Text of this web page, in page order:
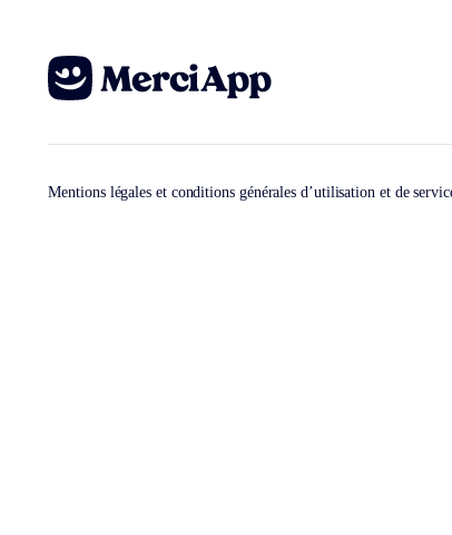
Mentions légales et conditions générales d’utilisation et de